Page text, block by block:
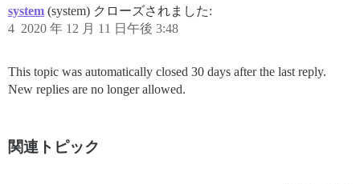
system (system) クローズされました:
2020 年 12 月 11 日午後 3:48
4
This topic was automatically closed 30 days after the last reply.
New replies are no longer allowed.
関連トピック